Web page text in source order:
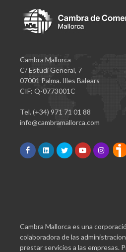
Cambra Mallorca
C/ Estudi General, 7
07001 Palma. Illes Balears
CIF: Q-0773001C
Tel. (+34) 971 71 01 88
info@cambramallorca.com
Cambra Mallorca es una
colaboradora de las
prestar servicios a las empresas.